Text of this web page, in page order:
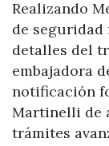
Realizando
de seguridad
detalles del
embajadora
notificación
Martinelli de
trámites